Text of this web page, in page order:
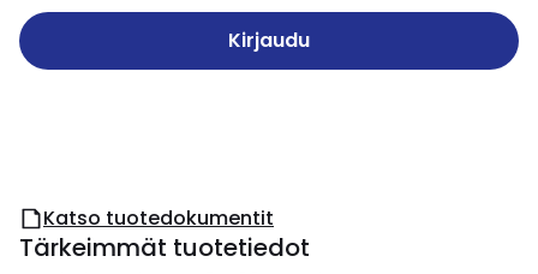
Kirjaudu
Katso tuotedokumentit
Tärkeimmät tuotetiedot